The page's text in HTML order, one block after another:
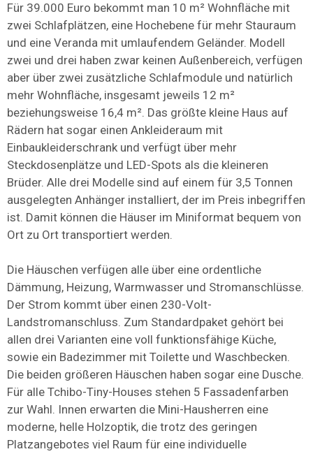
Für 39.000 Euro bekommt man 10 m² Wohnfläche mit
zwei Schlafplätzen, eine Hochebene für mehr Stauraum
und eine Veranda mit umlaufendem Geländer. Modell
zwei und drei haben zwar keinen Außenbereich, verfügen
aber über zwei zusätzliche Schlafmodule und natürlich
mehr Wohnfläche, insgesamt jeweils 12 m²
beziehungsweise 16,4 m². Das größte kleine Haus auf
Rädern hat sogar einen Ankleideraum mit
Einbaukleiderschrank und verfügt über mehr
Steckdosenplätze und LED-Spots als die kleineren
Brüder. Alle drei Modelle sind auf einem für 3,5 Tonnen
ausgelegten Anhänger installiert, der im Preis inbegriffen
ist. Damit können die Häuser im Miniformat bequem von
Ort zu Ort transportiert werden.
Die Häuschen verfügen alle über eine ordentliche
Dämmung, Heizung, Warmwasser und Stromanschlüsse.
Der Strom kommt über einen 230-Volt-
Landstromanschluss. Zum Standardpaket gehört bei
allen drei Varianten eine voll funktionsfähige Küche,
sowie ein Badezimmer mit Toilette und Waschbecken.
Die beiden größeren Häuschen haben sogar eine Dusche.
Für alle Tchibo-Tiny-Houses stehen 5 Fassadenfarben
zur Wahl. Innen erwarten die Mini-Hausherren eine
moderne, helle Holzoptik, die trotz des geringen
Platzangebotes viel Raum für eine individuelle